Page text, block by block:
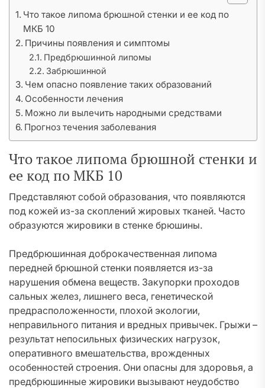
Что такое липома брюшной стенки и ее код по
МКБ 10
Причины появления и симптомы
Предбрюшинной липомы
Забрюшинной
Чем опасно появление таких образований
Особенности лечения
Можно ли вылечить народными средствами
Прогноз течения заболевания
Что такое липома брюшной стенки и
ее код по МКБ 10
Представляют собой образования, что появляются
под кожей из-за скоплений жировых тканей. Часто
образуются жировики в стенке брюшины.
Предбрюшинная доброкачественная липома
передней брюшной стенки появляется из-за
нарушения обмена веществ. Закупорки проходов
сальных желез, лишнего веса, генетической
предрасположенности, плохой экологии,
неправильного питания и вредных привычек. Грыжи –
результат непосильных физических нагрузок,
оперативного вмешательства, врожденных
особенностей строения. Они опасны для здоровья, а
предбрюшинные жировики вызывают неудобство